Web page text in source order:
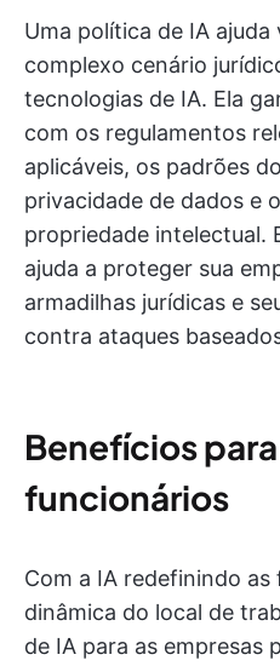
Uma política de IA
complexo cenário
tecnologias de IA. Ela
com os regulamentos
aplicáveis, os padrões
privacidade de dados e
propriedade intelectual.
ajuda a proteger sua
armadilhas jurídicas e
contra ataques
Benefícios
funcionários
Com a IA redefinindo
dinâmica do local de
de IA para as empresas